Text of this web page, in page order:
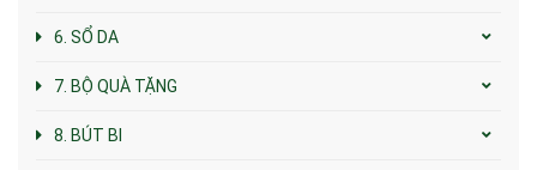
6. SỔ DA
7. BỘ QUÀ TẶNG
8. BÚT BI